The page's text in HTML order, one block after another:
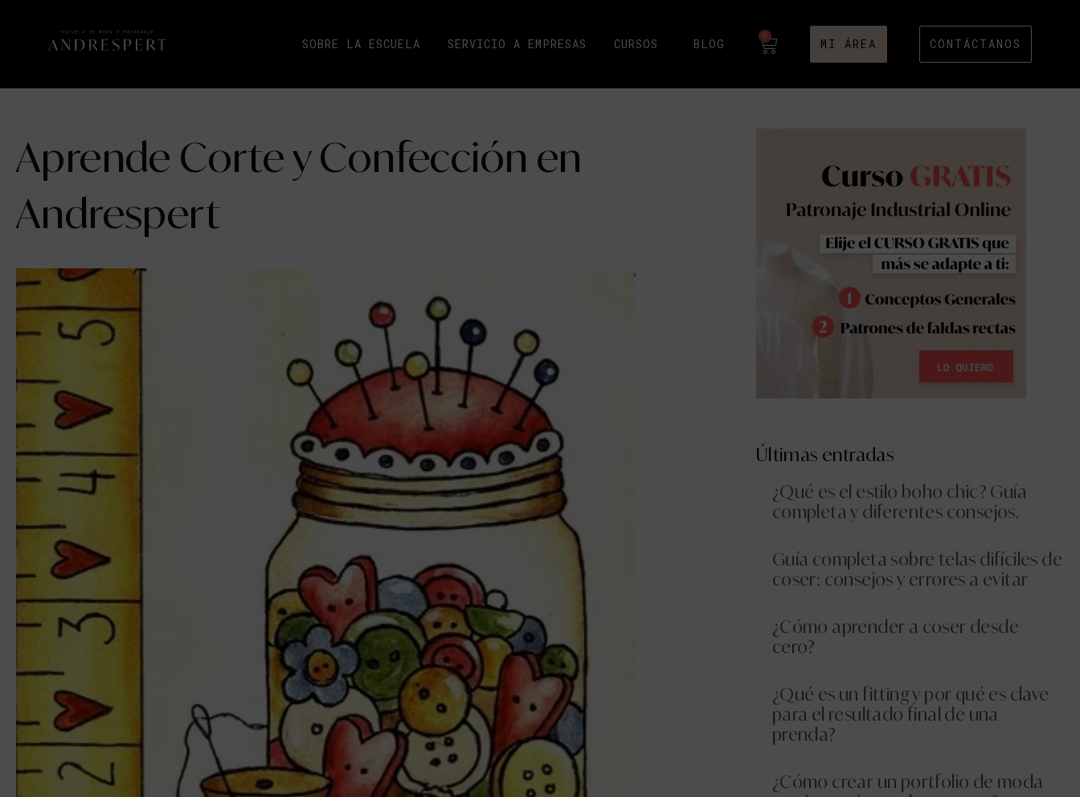
SOBRE LA ESCUELA SERVICIO A EMPRESAS CURSOS BLOG
0
MI ÁREA CONTÁCTANOS
Aprende Corte y Confección en
Andrespert
Últimas entradas
¿Qué es el estilo boho chic? Guía
completa y diferentes consejos.
Guía completa sobre telas difíciles de
coser: consejos y errores a evitar
¿Cómo aprender a coser desde
cero?
¿Qué es un fitting y por qué es clave
para el resultado final de una
prenda?
¿Cómo crear un portfolio de moda